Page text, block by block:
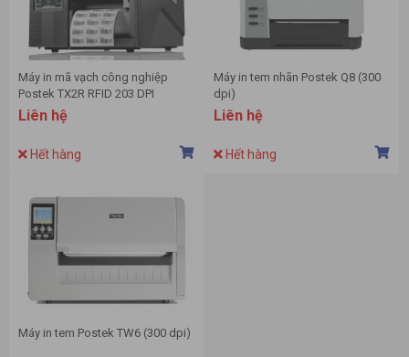
Máy in mã vạch công nghiệp
Postek TX2R RFID 203 DPI
Liên hệ
Hết hàng
Máy in tem nhãn Postek Q8 (300
dpi)
Liên hệ
Hết hàng
Máy in tem Postek TW6 (300 dpi)